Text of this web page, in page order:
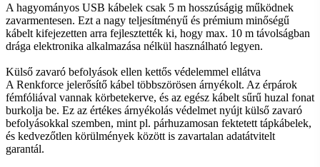
A hagyományos USB kábelek csak 5 m hosszúságig működnek
zavarmentesen. Ezt a nagy teljesítményű és prémium minőségű
kábelt kifejezetten arra fejlesztették ki, hogy max. 10 m távolságban
drága elektronika alkalmazása nélkül használható legyen.
Külső zavaró befolyások ellen kettős védelemmel ellátva
A Renkforce jelerősítő kábel többszörösen árnyékolt. Az érpárok
fémfóliával vannak körbetekerve, és az egész kábelt sűrű huzal fonat
burkolja be. Ez az értékes árnyékolás védelmet nyújt külső zavaró
befolyásokkal szemben, mint pl. párhuzamosan fektetett tápkábelek,
és kedvezőtlen körülmények között is zavartalan adatátvitelt
garantál.